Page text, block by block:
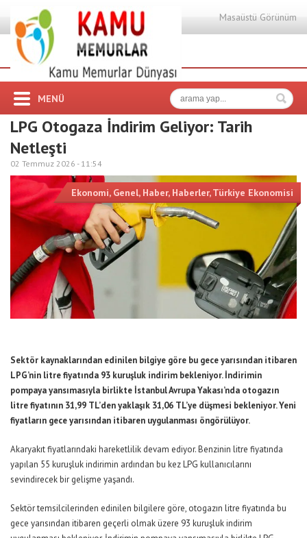
Masaüstü Görünüm
MENÜ
LPG Otogaza İndirim Geliyor: Tarih
Netleşti
02 Temmuz 2026 - 11:54
Ekonomi, Genel, Haber, Haberler,Türkiye Ekonomisi
Sektör kaynaklarından edinilen bilgiye göre bu gece yarısından itibaren
LPG’nin litre fiyatında 93 kuruşluk indirim bekleniyor. İndirimin
pompaya yansımasıyla birlikte İstanbul Avrupa Yakası’nda otogazın
litre fiyatının 31,99 TL’den yaklaşık 31,06 TL’ye düşmesi bekleniyor. Yeni
fiyatların gece yarısından itibaren uygulanması öngörülüyor.
Akaryakıt fiyatlarındaki hareketlilik devam ediyor. Benzinin litre fiyatında
yapılan 55 kuruşluk indirimin ardından bu kez LPG kullanıcılarını
sevindirecek bir gelişme yaşandı.
Sektör temsilcilerinden edinilen bilgilere göre, otogazın litre fiyatında bu
gece yarısından itibaren geçerli olmak üzere 93 kuruşluk indirim